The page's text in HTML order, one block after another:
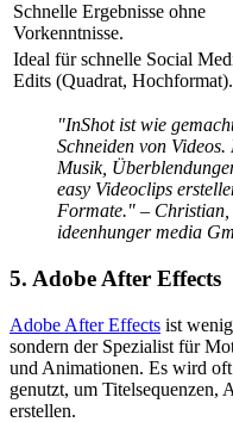
Schnelle Ergebnisse ohne
Vorkenntnisse.
Ideal für schnelle Social
Edits (Quadrat, Hochformat).
"InShot ist wie
Schneiden von
Musik,
easy Videoclips
Formate." –
ideenhunger media
5. Adobe After Effects
Adobe After Effects ist
sondern der Spezialist für
und Animationen. Es wird
genutzt, um Titelsequenzen,
erstellen.